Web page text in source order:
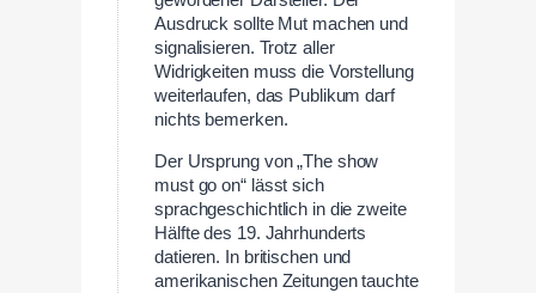
Ausdruck sollte Mut machen und
signalisieren. Trotz aller
Widrigkeiten muss die Vorstellung
weiterlaufen, das Publikum darf
nichts bemerken.
Der Ursprung von „The show
must go on“ lässt sich
sprachgeschichtlich in die zweite
Hälfte des 19. Jahrhunderts
datieren. In britischen und
amerikanischen Zeitungen tauchte